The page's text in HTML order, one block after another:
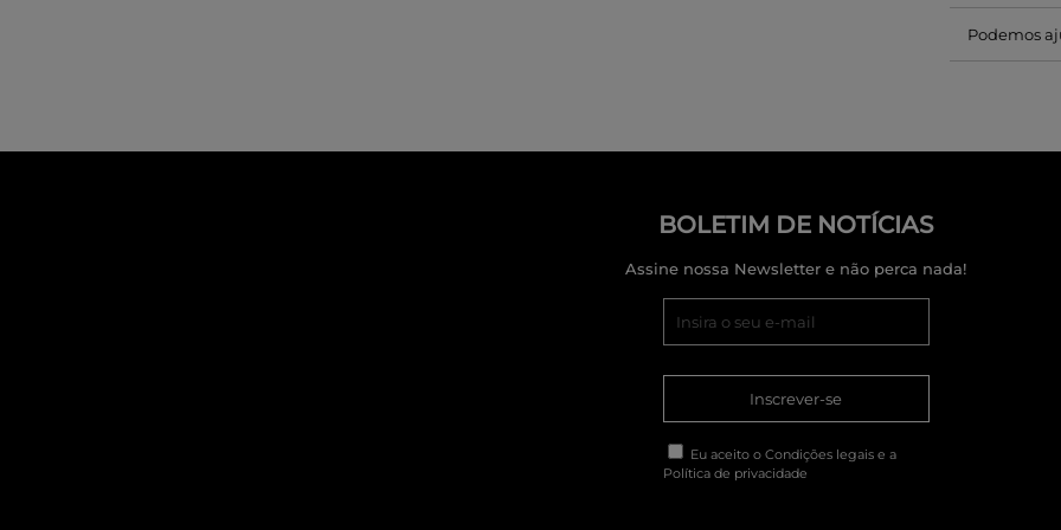
Podemos
BOLETIM DE NOTÍCIAS
Assine nossa Newsletter e não perca nada!
Inscrever-se
Eu aceito o Condições legais e a
Política de privacidade